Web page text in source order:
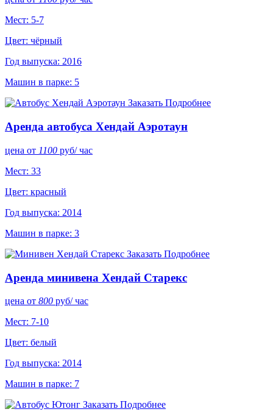
Мест: 5-7
Цвет: чёрный
Год выпуска: 2016
Машин в парке: 5
Заказать Подробнее
Аренда автобуса Хендай Аэротаун
цена от 1100 руб/ час
Мест: 33
Цвет: красный
Год выпуска: 2014
Машин в парке: 3
Заказать Подробнее
Аренда минивена Хендай Старекс
цена от 800 руб/ час
Мест: 7-10
Цвет: белый
Год выпуска: 2014
Машин в парке: 7
Заказать Подробнее